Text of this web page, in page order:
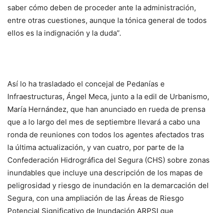
saber cómo deben de proceder ante la administración,
entre otras cuestiones, aunque la tónica general de todos
ellos es la indignación y la duda”.
Así lo ha trasladado el concejal de Pedanías e
Infraestructuras, Ángel Meca, junto a la edil de Urbanismo,
María Hernández, que han anunciado en rueda de prensa
que a lo largo del mes de septiembre llevará a cabo una
ronda de reuniones con todos los agentes afectados tras
la última actualización, y van cuatro, por parte de la
Confederación Hidrográfica del Segura (CHS) sobre zonas
inundables que incluye una descripción de los mapas de
peligrosidad y riesgo de inundación en la demarcación del
Segura, con una ampliación de las Áreas de Riesgo
Potencial Significativo de Inundación ARPSI que